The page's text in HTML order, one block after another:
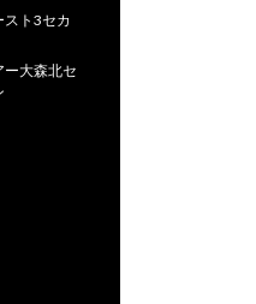
スト3セカ
大森北セ